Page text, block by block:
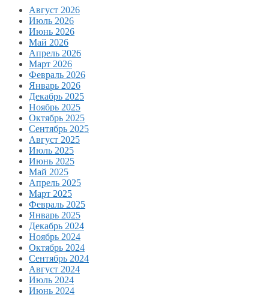
Август 2026
Июль 2026
Июнь 2026
Май 2026
Апрель 2026
Март 2026
Февраль 2026
Январь 2026
Декабрь 2025
Ноябрь 2025
Октябрь 2025
Сентябрь 2025
Август 2025
Июль 2025
Июнь 2025
Май 2025
Апрель 2025
Март 2025
Февраль 2025
Январь 2025
Декабрь 2024
Ноябрь 2024
Октябрь 2024
Сентябрь 2024
Август 2024
Июль 2024
Июнь 2024